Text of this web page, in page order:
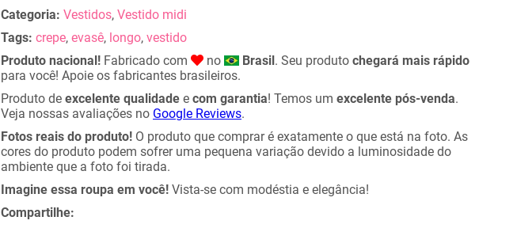
Categoria: Vestidos, Vestido midi
Tags: crepe, evasê, longo, vestido
Produto nacional! Fabricado com no Brasil. Seu produto chegará mais rápido
para você! Apoie os fabricantes brasileiros.
Produto de excelente qualidade e com garantia! Temos um excelente pós-venda.
Veja nossas avaliações no Google Reviews.
Fotos reais do produto! O produto que comprar é exatamente o que está na foto. As
cores do produto podem sofrer uma pequena variação devido a luminosidade do
ambiente que a foto foi tirada.
Imagine essa roupa em você! Vista-se com modéstia e elegância!
Compartilhe: